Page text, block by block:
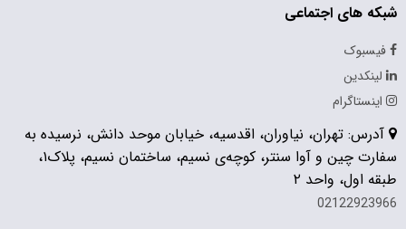
شبکه های اجتماعی
فیسبوک
لینکدین
اینستاگرام
آدرس: تهران، نیاوران، اقدسیه، خیابان موحد دانش، نرسیده به
سفارت چین و آوا سنتر، کوچه‌ی نسیم، ساختمان نسیم، پلاک۱،
طبقه اول، واحد ۲
02122923966